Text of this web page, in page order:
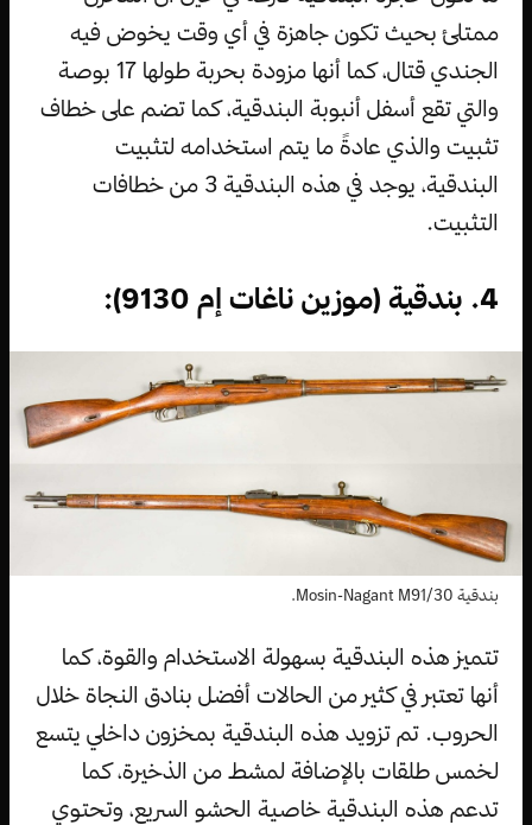
ممتلئ بحيث تكون جاهزة في أي وقت يخوض فيه
الجندي قتال، كما أنها مزودة بحربة طولها 17 بوصة
والتي تقع أسفل أنبوبة البندقية، كما تضم على خطاف
تثبيت والذي عادةً ما يتم استخدامه لتثبيت
البندقية، يوجد في هذه البندقية 3 من خطافات
التثبيت.
4. بندقية (موزين ناغات إم 9130):
بندقية Mosin-Nagant M91/30.
تتميز هذه البندقية بسهولة الاستخدام والقوة، كما
أنها تعتبر في كثير من الحالات أفضل بنادق النجاة خلال
الحروب. تم تزويد هذه البندقية بمخزون داخلي يتسع
لخمس طلقات بالإضافة لمشط من الذخيرة، كما
تدعم هذه البندقية خاصية الحشو السريع، وتحتوي